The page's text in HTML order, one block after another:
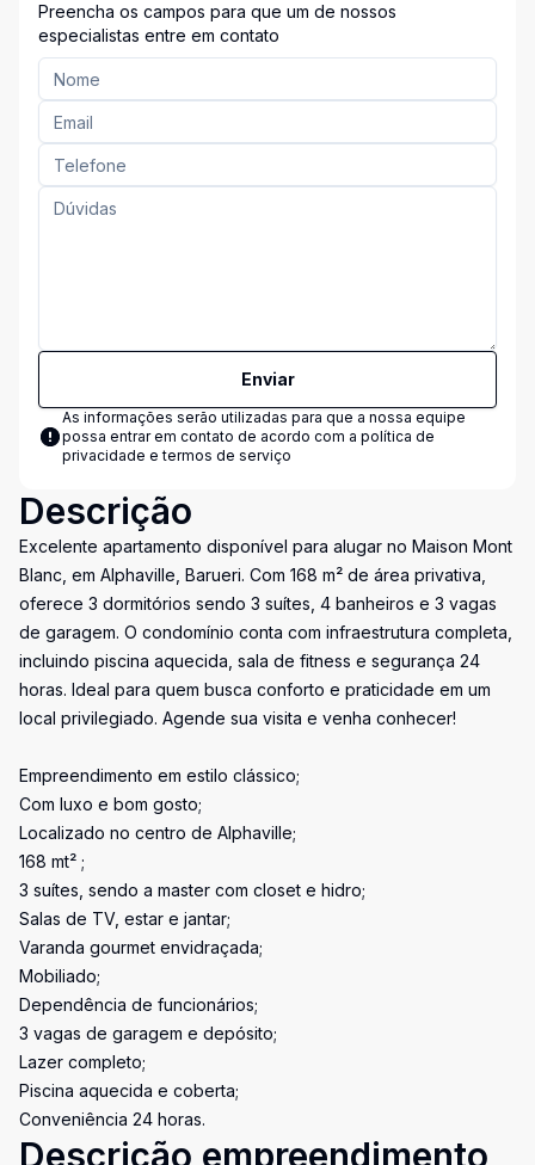
Preencha os campos para que um de nossos
especialistas entre em contato
Enviar
As informações serão utilizadas para que a nossa equipe
possa entrar em contato de acordo com a política de
privacidade e termos de serviço
Descrição
Excelente apartamento disponível para alugar no Maison Mont
Blanc, em Alphaville, Barueri. Com 168 m² de área privativa,
oferece 3 dormitórios sendo 3 suítes, 4 banheiros e 3 vagas
de garagem. O condomínio conta com infraestrutura completa,
incluindo piscina aquecida, sala de fitness e segurança 24
horas. Ideal para quem busca conforto e praticidade em um
local privilegiado. Agende sua visita e venha conhecer!
Empreendimento em estilo clássico;
Com luxo e bom gosto;
Localizado no centro de Alphaville;
168 mt² ;
3 suítes, sendo a master com closet e hidro;
Salas de TV, estar e jantar;
Varanda gourmet envidraçada;
Mobiliado;
Dependência de funcionários;
3 vagas de garagem e depósito;
Lazer completo;
Piscina aquecida e coberta;
Conveniência 24 horas.
Descrição empreendimento